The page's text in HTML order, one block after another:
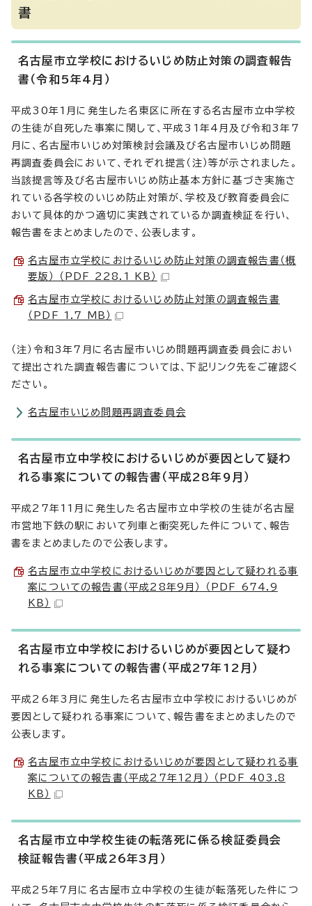
書
名古屋市立学校におけるいじめ防止対策の調査報告
書（令和5年4月）
平成30年1月に発生した名東区に所在する名古屋市立中学校
の生徒が自死した事案に関して、平成31年4月及び令和3年7
月に、名古屋市いじめ対策検討会議及び名古屋市いじめ問題
再調査委員会において、それぞれ提言（注）等が示されました。
当該提言等及び名古屋市いじめ防止基本方針に基づき実施さ
れている各学校のいじめ防止対策が、学校及び教育委員会に
おいて具体的かつ適切に実践されているか調査検証を行い、
報告書をまとめましたので、公表します。
名古屋市立学校におけるいじめ防止対策の調査報告書（概
要版） （PDF 228.1 KB）
名古屋市立学校におけるいじめ防止対策の調査報告書
（PDF 1.7 MB）
（注）令和3年7月に名古屋市いじめ問題再調査委員会におい
て提出された調査報告書については、下記リンク先をご確認く
ださい。
名古屋市いじめ問題再調査委員会
名古屋市立中学校におけるいじめが要因として疑わ
れる事案についての報告書（平成28年9月）
平成27年11月に発生した名古屋市立中学校の生徒が名古屋
市営地下鉄の駅において列車と衝突死した件について、報告
書をまとめましたので公表します。
名古屋市立中学校におけるいじめが要因として疑われる事
案についての報告書（平成28年9月） （PDF 674.9
KB）
名古屋市立中学校におけるいじめが要因として疑わ
れる事案についての報告書（平成27年12月）
平成26年3月に発生した名古屋市立中学校におけるいじめが
要因として疑われる事案について、報告書をまとめましたので
公表します。
名古屋市立中学校におけるいじめが要因として疑われる事
案についての報告書（平成27年12月） （PDF 403.8
KB）
名古屋市立中学校生徒の転落死に係る検証委員会
検証報告書（平成26年3月）
平成25年7月に名古屋市立中学校の生徒が転落死した件につ